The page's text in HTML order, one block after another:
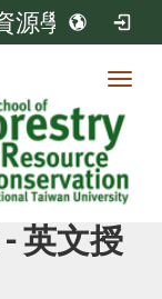
源學系
瀏覽人次: 24729
英文授